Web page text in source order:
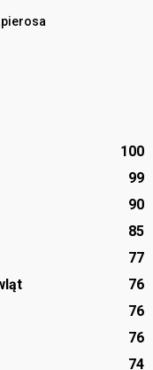
100
99
90
85
77
76
76
76
74